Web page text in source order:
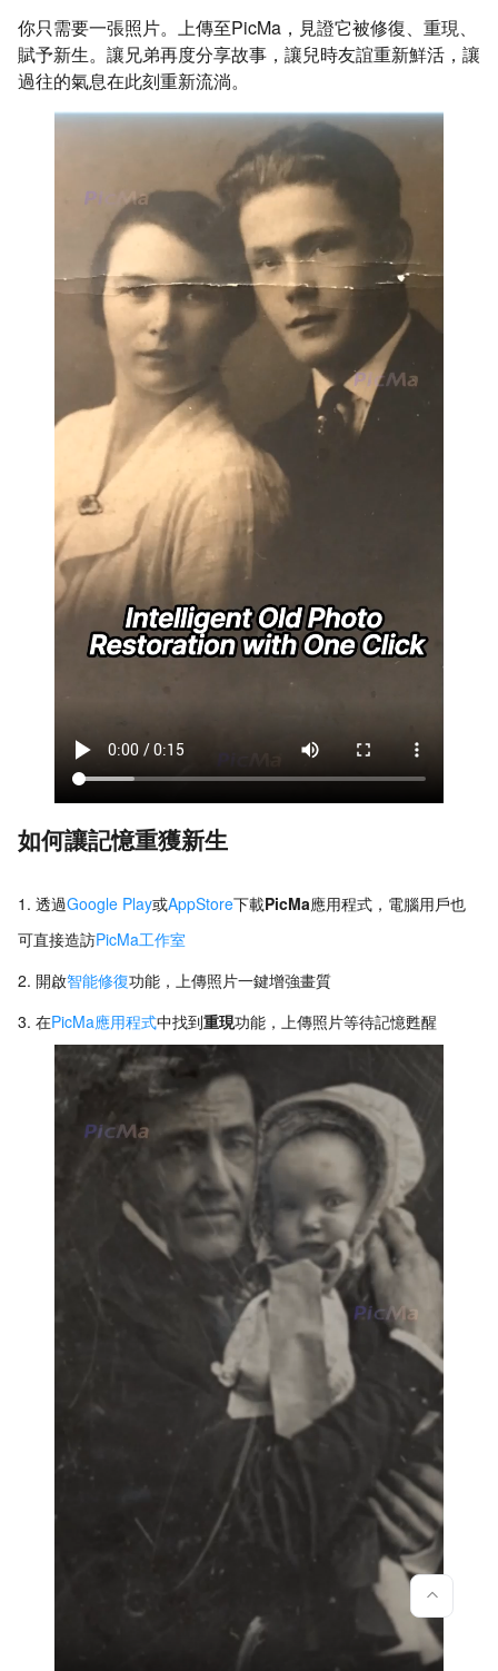
你只需要一張照片。上傳至PicMa，見證它被修復、重現、
賦予新生。讓兄弟再度分享故事，讓兒時友誼重新鮮活，讓
過往的氣息在此刻重新流淌。
如何讓記憶重獲新生
透過Google Play或AppStore下載PicMa應用程式，電腦用戶也
可直接造訪PicMa工作室
開啟智能修復功能，上傳照片一鍵增強畫質
在PicMa應用程式中找到重現功能，上傳照片等待記憶甦醒